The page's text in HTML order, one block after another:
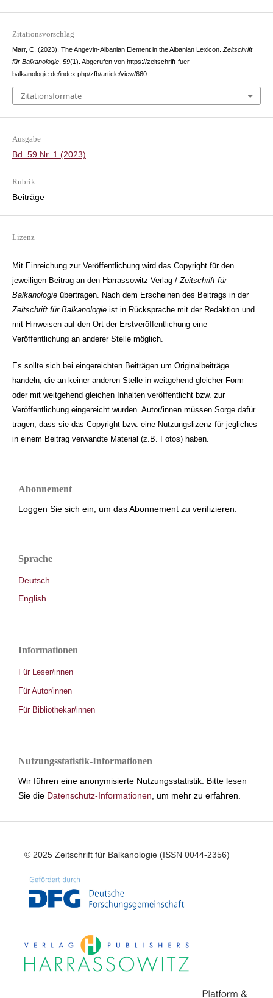
Zitationsvorschlag
Marr, C. (2023). The Angevin-Albanian Element in the Albanian Lexicon. Zeitschrift
für Balkanologie, 59(1). Abgerufen von https://zeitschrift-fuer-
balkanologie.de/index.php/zfb/article/view/660
Zitationsformate
Ausgabe
Bd. 59 Nr. 1 (2023)
Rubrik
Beiträge
Lizenz
Mit Einreichung zur Veröffentlichung wird das Copyright für den
jeweiligen Beitrag an den Harrassowitz Verlag / Zeitschrift für
Balkanologie übertragen. Nach dem Erscheinen des Beitrags in der
Zeitschrift für Balkanologie ist in Rücksprache mit der Redaktion und
mit Hinweisen auf den Ort der Erstveröffentlichung eine
Veröffentlichung an anderer Stelle möglich.
Es sollte sich bei eingereichten Beiträgen um Originalbeiträge
handeln, die an keiner anderen Stelle in weitgehend gleicher Form
oder mit weitgehend gleichen Inhalten veröffentlicht bzw. zur
Veröffentlichung eingereicht wurden. Autor/innen müssen Sorge dafür
tragen, dass sie das Copyright bzw. eine Nutzungslizenz für jegliches
in einem Beitrag verwandte Material (z.B. Fotos) haben.
Abonnement
Loggen Sie sich ein, um das Abonnement zu verifizieren.
Sprache
Deutsch
English
Informationen
Für Leser/innen
Für Autor/innen
Für Bibliothekar/innen
Nutzungsstatistik-Informationen
Wir führen eine anonymisierte Nutzungsstatistik. Bitte lesen
Sie die Datenschutz-Informationen, um mehr zu erfahren.
© 2025 Zeitschrift für Balkanologie (ISSN 0044-2356)